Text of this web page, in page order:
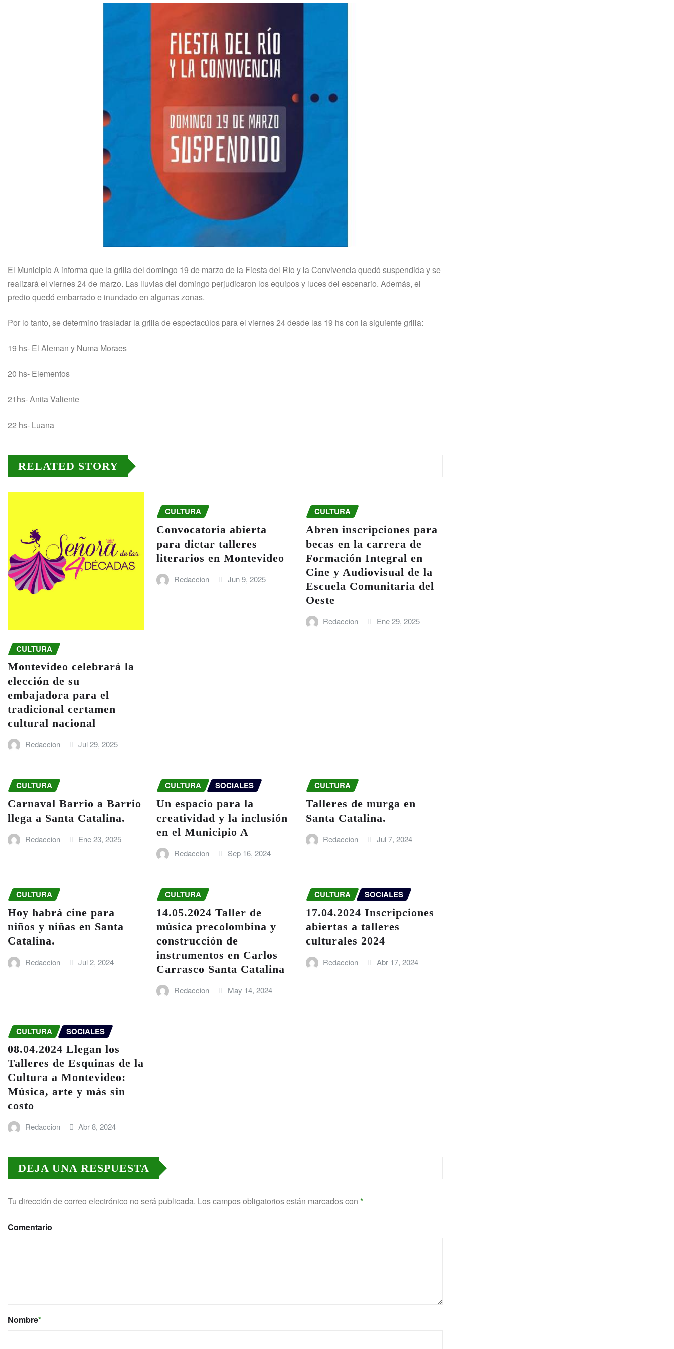
El Municipio A informa que la grilla del domingo 19 de marzo de la Fiesta del Río y la Convivencia quedó suspendida y se
realizará el viernes 24 de marzo. Las lluvias del domingo perjudicaron los equipos y luces del escenario. Además, el
predio quedó embarrado e inundado en algunas zonas.
Por lo tanto, se determino trasladar la grilla de espectacúlos para el viernes 24 desde las 19 hs con la siguiente grilla:
19 hs- El Aleman y Numa Moraes
20 hs- Elementos
21hs- Anita Valiente
22 hs- Luana
RELATED STORY
CULTURA
Montevideo celebrará la
elección de su
embajadora para el
tradicional certamen
cultural nacional
Redaccion Jul 29, 2025
CULTURA
Convocatoria abierta
para dictar talleres
literarios en Montevideo
Redaccion Jun 9, 2025
CULTURA
Abren inscripciones para
becas en la carrera de
Formación Integral en
Cine y Audiovisual de la
Escuela Comunitaria del
Oeste
Redaccion Ene 29, 2025
CULTURA
Carnaval Barrio a Barrio
llega a Santa Catalina.
Redaccion Ene 23, 2025
CULTURA SOCIALES
Un espacio para la
creatividad y la inclusión
en el Municipio A
Redaccion Sep 16, 2024
CULTURA
Talleres de murga en
Santa Catalina.
Redaccion Jul 7, 2024
CULTURA
Hoy habrá cine para
niños y niñas en Santa
Catalina.
Redaccion Jul 2, 2024
CULTURA
14.05.2024 Taller de
música precolombina y
construcción de
instrumentos en Carlos
Carrasco Santa Catalina
Redaccion May 14, 2024
CULTURA SOCIALES
17.04.2024 Inscripciones
abiertas a talleres
culturales 2024
Redaccion Abr 17, 2024
CULTURA SOCIALES
08.04.2024 Llegan los
Talleres de Esquinas de la
Cultura a Montevideo:
Música, arte y más sin
costo
Redaccion Abr 8, 2024
DEJA UNA RESPUESTA
Tu dirección de correo electrónico no será publicada. Los campos obligatorios están marcados con *
Comentario
Nombre*